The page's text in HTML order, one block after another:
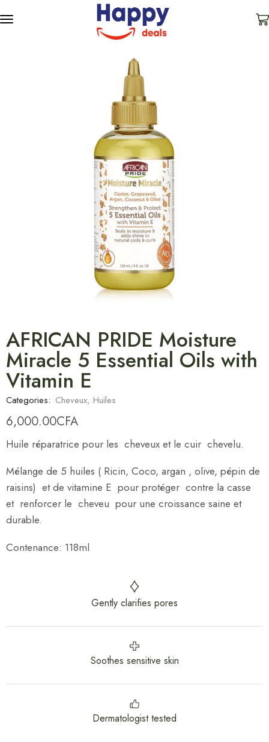
AFRICAN PRIDE Moisture
Miracle 5 Essential Oils with
Vitamin E
Categories: Cheveux, Huiles
6,000.00CFA
Huile réparatrice pour les cheveux et le cuir chevelu.
Mélange de 5 huiles ( Ricin, Coco, argan , olive, pépin de
raisins) et de vitamine E pour protéger contre la casse
et renforcer le cheveu pour une croissance saine et
durable.
Contenance: 118ml
Gently clarifies pores
Soothes sensitive skin
Dermatologist tested